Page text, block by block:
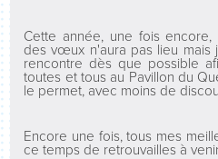
Cette année, une fois
des vœux n'aura pas lieu mais
rencontre dès que possible
toutes et tous au Pavillon du
le permet, avec moins de
Encore une fois, tous mes
ce temps de retrouvailles à